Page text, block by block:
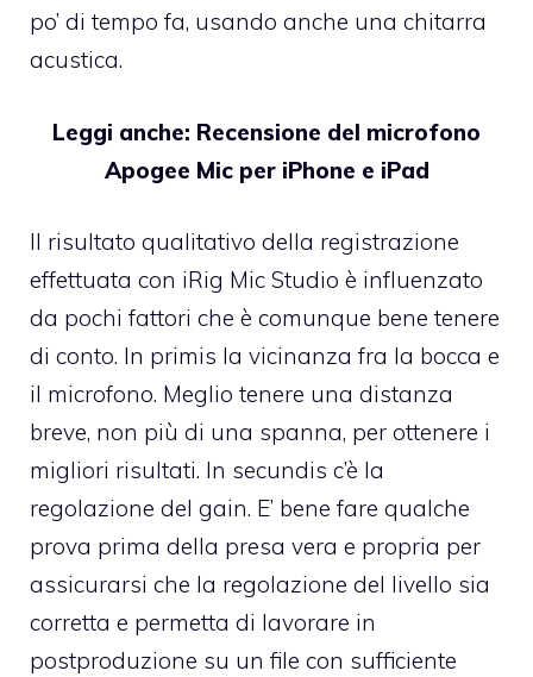
po’ di tempo fa, usando anche una chitarra
acustica.
Leggi anche: Recensione del microfono
Apogee Mic per iPhone e iPad
Il risultato qualitativo della registrazione
effettuata con iRig Mic Studio è influenzato
da pochi fattori che è comunque bene tenere
di conto. In primis la vicinanza fra la bocca e
il microfono. Meglio tenere una distanza
breve, non più di una spanna, per ottenere i
migliori risultati. In secundis c’è la
regolazione del gain. E’ bene fare qualche
prova prima della presa vera e propria per
assicurarsi che la regolazione del livello sia
corretta e permetta di lavorare in
postproduzione su un file con sufficiente